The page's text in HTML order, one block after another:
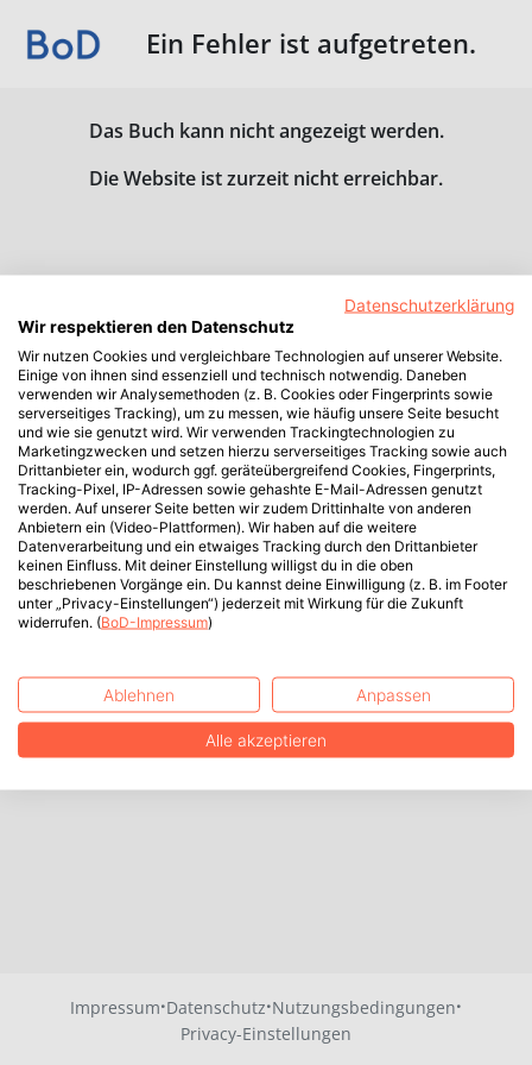
Ein Fehler ist aufgetreten.
Das Buch kann nicht angezeigt werden.
Die Website ist zurzeit nicht erreichbar.
Impressum·Datenschutz·Nutzungsbedingungen·
Privacy-Einstellungen
Datenschutzerklärung
Wir respektieren den Datenschutz
Wir nutzen Cookies und vergleichbare Technologien auf unserer Website.
Einige von ihnen sind essenziell und technisch notwendig. Daneben
verwenden wir Analysemethoden (z. B. Cookies oder Fingerprints sowie
serverseitiges Tracking), um zu messen, wie häufig unsere Seite besucht
und wie sie genutzt wird. Wir verwenden Trackingtechnologien zu
Marketingzwecken und setzen hierzu serverseitiges Tracking sowie auch
Drittanbieter ein, wodurch ggf. geräteübergreifend Cookies, Fingerprints,
Tracking-Pixel, IP-Adressen sowie gehashte E-Mail-Adressen genutzt
werden. Auf unserer Seite betten wir zudem Drittinhalte von anderen
Anbietern ein (Video-Plattformen). Wir haben auf die weitere
Datenverarbeitung und ein etwaiges Tracking durch den Drittanbieter
keinen Einfluss. Mit deiner Einstellung willigst du in die oben
beschriebenen Vorgänge ein. Du kannst deine Einwilligung (z. B. im Footer
unter „Privacy-Einstellungen“) jederzeit mit Wirkung für die Zukunft
widerrufen. (BoD-Impressum)
Ablehnen Anpassen
Alle akzeptieren